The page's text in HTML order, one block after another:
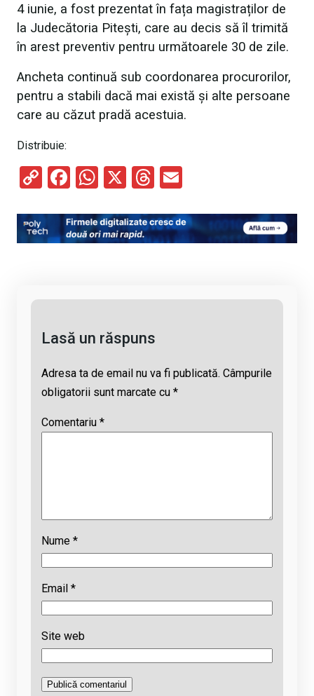
4 iunie, a fost prezentat în fața magistraților de
la Judecătoria Pitești, care au decis să îl trimită
în arest preventiv pentru următoarele 30 de zile.
Ancheta continuă sub coordonarea procurorilor,
pentru a stabili dacă mai există și alte persoane
care au căzut pradă acestuia.
Distribuie:
C
py
Li
F
ce
b
W
at
s
X
T
e
a
ail
Lasă un răspuns
Adresa ta de email nu va fi publicată. Câmpurile
obligatorii sunt marcate cu *
Comentariu *
Nume *
Email *
Site web